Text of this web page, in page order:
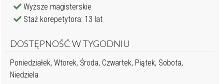
Wyższe magisterskie
Staż korepetytora: 13 lat
DOSTĘPNOŚĆ W TYGODNIU
Poniedziałek, Wtorek, Środa, Czwartek, Piątek, Sobota,
Niedziela